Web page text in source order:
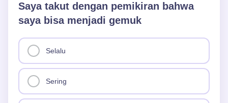
Saya takut dengan pemikiran bahwa
saya bisa menjadi gemuk
Selalu
Sering